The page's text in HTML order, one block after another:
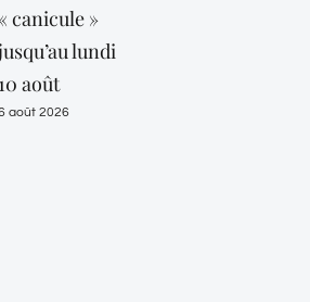
canicule »
lundi
10 août
août 2026